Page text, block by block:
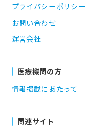
プライバシーポリシー
お問い合わせ
運営会社
医療機関の方
情報掲載にあたって
関連サイト